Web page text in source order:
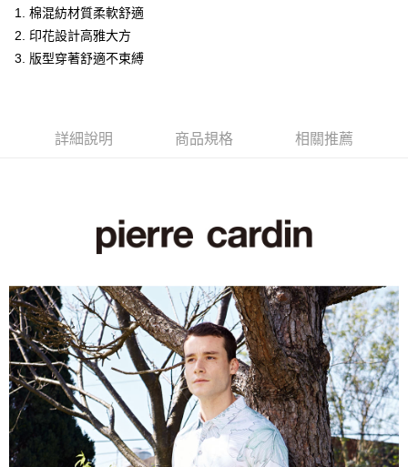
Apple Pay
悠遊付
付款後全家取貨
萊爾富取貨付款
每筆NT$60，滿NT$1,200(含以上)免運費
付款後萊爾富取貨
每筆NT$60，滿NT$1,200(含以上)免運費
7-11取貨付款
每筆NT$60，滿NT$1,200(含以上)免運費
1. 棉混紡材質柔軟舒適
2. 印花設計高雅大方
3. 版型穿著舒適不束縛
詳細說明 商品規格 相關推薦